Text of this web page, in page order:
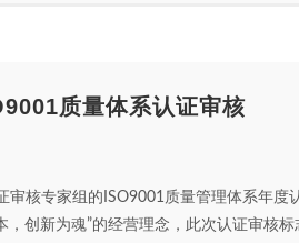
质量体系认证审核
核专家组的ISO9001质量管理体系年度
创新为魂”的经营理念，此次认证审核标